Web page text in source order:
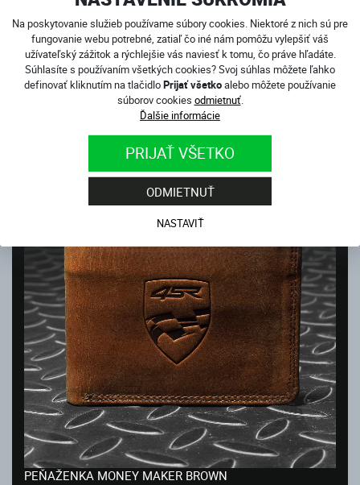
Na poskytovanie služieb používame súbory cookies. Niektoré z nich sú pre
fungovanie webu potrebné, zatiaľ čo iné nám pomôžu vylepšiť váš
užívateľský zážitok a rýchlejšie vás naviesť k tomu, čo práve hľadáte.
Súhlasíte s používaním všetkých cookies? Svoj súhlas môžete ľahko
definovať kliknutím na tlačidloPrijať všetkoalebo môžete používanie
súborov cookies odmietnuť.
Ďalšie informácie
PRIJAŤ VŠETKO
ODMIETNUŤ
NASTAVIŤ
CESTOVNÁ TAŠKA TRACK
PEŇAŽENKA MONEY MAKER BROWN